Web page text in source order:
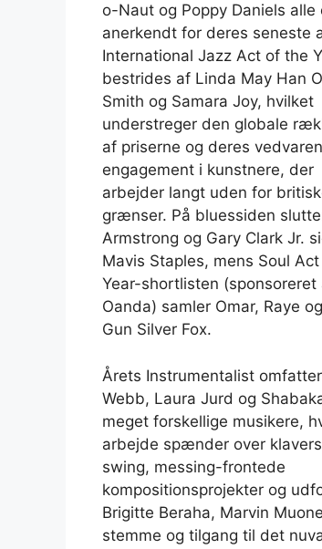
o-Naut og Poppy Daniels alle
anerkendt for deres seneste
International Jazz Act of the
bestrides af Linda May Han
Smith og Samara Joy, hvilket
understreger den globale
af priserne og deres
engagement i kunstnere, der
arbejder langt uden for
grænser. På bluessiden
Armstrong og Gary Clark Jr.
Mavis Staples, mens Soul
Year-shortlisten (sponsoreret
Oanda) samler Omar, Raye
Gun Silver Fox.
Årets Instrumentalist
Webb, Laura Jurd og
meget forskellige musikere,
arbejde spænder over
swing, messing-frontede
kompositionsprojekter og
Brigitte Beraha, Marvin
stemme og tilgang til det